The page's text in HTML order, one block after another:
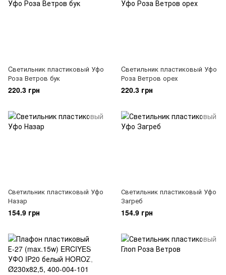
Cветильник пластиковый Уфо
Роза Ветров бук
220.3 грн
Cветильник пластиковый Уфо
Роза Ветров орех
220.3 грн
Светильник пластиковый Уфо
Назар
154.9 грн
Светильник пластиковый Уфо
Загреб
154.9 грн